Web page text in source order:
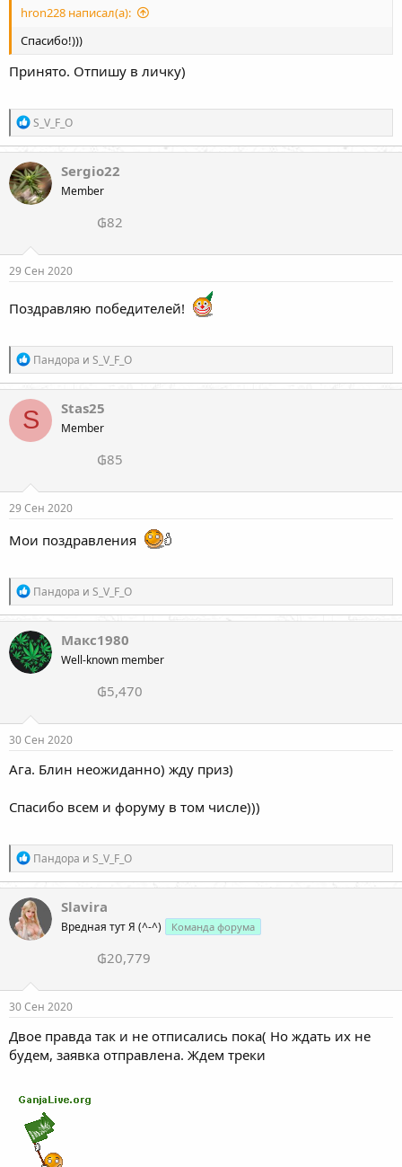
hron228 написал(а):
Спасибо!)))
Принято. Отпишу в личку)
Р
е
а
к
ц
и
и
S_V_F_O
Sergio22
Member
₲82
29 Сен 2020
Поздравляю победителей!
Р
е
а
к
ц
и
и
Пандора и S_V_F_O
S Stas25
Member
₲85
29 Сен 2020
Мои поздравления
Р
е
а
к
ц
и
и
Пандора и S_V_F_O
Макс1980
Well-known member
₲5,470
30 Сен 2020
Ага. Блин неожиданно) жду приз)
Спасибо всем и форуму в том числе)))
Р
е
а
к
ц
и
и
Пандора и S_V_F_O
Slavira
Вредная тут Я (^-^) Команда форума
₲20,779
30 Сен 2020
Двое правда так и не отписались пока( Но ждать их не
будем, заявка отправлена. Ждем треки